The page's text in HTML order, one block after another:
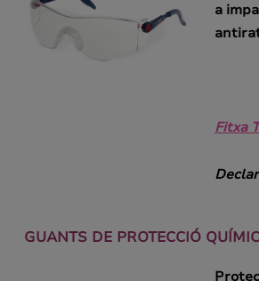
a
Fitxa
GUANTS DE PROTECCIÓ